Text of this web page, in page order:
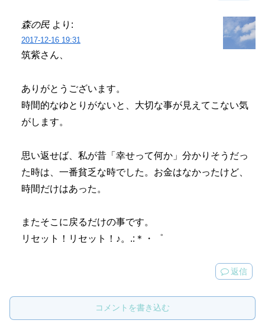
森の民 より:
2017-12-16 19:31
筑紫さん、
ありがとうございます。
時間的なゆとりがないと、大切な事が見えてこない気
がします。
思い返せば、私が昔「幸せって何か」分かりそうだっ
た時は、一番貧乏な時でした。お金はなかったけど、
時間だけはあった。
またそこに戻るだけの事です。
リセット！リセット！♪。.:＊・゜
返信
コメントを書き込む